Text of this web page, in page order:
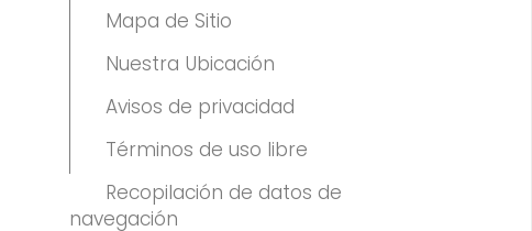
Mapa de Sitio
Nuestra Ubicación
Avisos de privacidad
Términos de uso libre
Recopilación de datos de
navegación